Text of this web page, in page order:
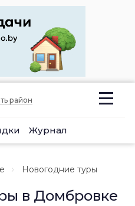
район
Журнал
Новогодние туры
в Домбровке